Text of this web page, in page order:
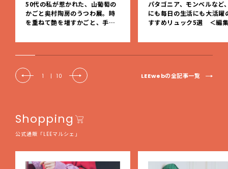
50代の私が惹かれた、山葡萄の
かごと奥村陶房のうつわ展。時
を重ねて艶を増すかごと、手仕
EE DAYS club tanpopo】
パタゴニア、モンベルなど
にも毎日の生活にも大活躍
すすめリュック5選 ＜編
1 | 10 LEEwebの全記事一覧
Shopping
公式通販「LEEマルシェ」